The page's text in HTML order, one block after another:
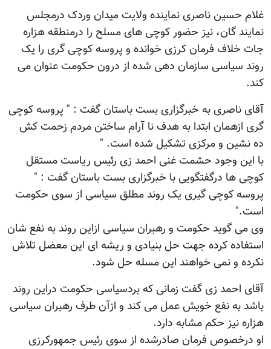
غلام حسین ناصری نماینده ولایت میدان وردک درمجلس
نمایند گان، نیز حضور کوچی های مسلح را درمنطقه هزاره
جات خلاف فرمان کرزی خوانده و پروسه کوچی گری را یک
روند سیاسی سازمان دهی شده از درون حکومت عنوان می
کند.
آقای ناصری به خبرگزاری بست باستان گفت : " پروسه کوچی
گری ازهمان ابتدا به هدف نا آرام ساختن مردم زحمت کش
ده نشین و مرکزی تشکیل شده است. "
با این وجود حشمت غنی احمد زی رئیس ریاست مستقل
کوچی ها درگفتگویی با خبرگزاری بست باستان گفت : "
پروسه کوچی گیری یک روند مطلق سیاسی از سوی حکومت
است."
وی می گوید حکومت و رهبران سیاسی ازاین روند به نفع شان
استفاده کرده جهت حل بنیادی و ریشه ای این معضل تلاش
نکرده و نمی خواهند این مسله حل شود.
آقای احمد زی گفت زمانی که بردسیاسی حکومت دراین روند
باشد به نفع خویش عمل می کند و ازآن طرف رهبران سیاسی
هزاره نیز حکم مشابه دارد.
او درخصوص فرمان صادرشده از سوی رئیس جمهورکرزی